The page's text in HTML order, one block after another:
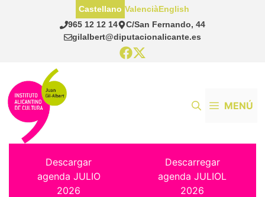
965 12 12 14
C/San Fernando, 44
gilalbert@diputacionalicante.es
Castellano ValenciàEnglish
MENÚ
Descargar
agenda JULIO
2026
Descarregar
agenda JULIOL
2026